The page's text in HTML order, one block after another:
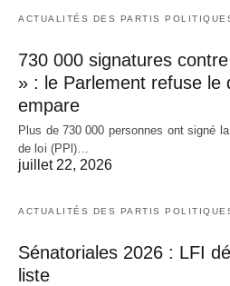
ACTUALITÉS DES PARTIS
730 000 signatures
» : le Parlement refuse le
empare
Plus de 730 000 personnes ont signé
de loi (PPl)…
juillet 22, 2026
ACTUALITÉS DES PARTIS
Sénatoriales 2026 : LFI
liste